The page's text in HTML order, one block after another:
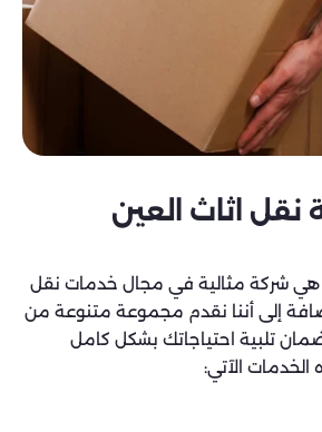
اثاث العين
هي شركة مثالية في مجال خدمات نقل
إلى أننا نقدم مجموعة متنوعة من
تلبية احتياجاتك بشكل كامل
الآتي: